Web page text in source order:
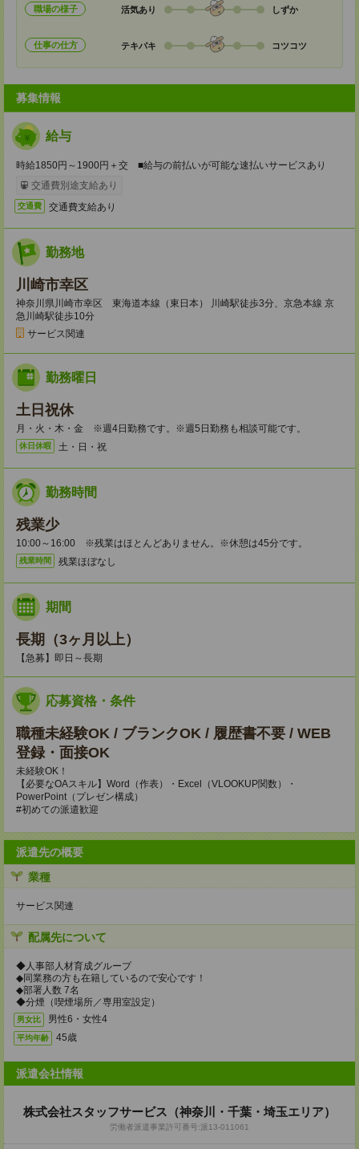
職場の様子 活気あり しずか
仕事の仕方 テキパキ コツコツ
募集情報
給与
時給1850円～1900円＋交 ■給与の前払いが可能な速払いサービスあり
交通費別途支給あり
交通費 交通費支給あり
勤務地
川崎市幸区
神奈川県川崎市幸区 東海道本線（東日本） 川崎駅徒歩3分、京急本線 京
急川崎駅徒歩10分
サービス関連
勤務曜日
土日祝休
月・火・木・金 ※週4日勤務です。※週5日勤務も相談可能です。
休日休暇 土・日・祝
勤務時間
残業少
10:00～16:00 ※残業はほとんどありません。※休憩は45分です。
残業時間 残業ほぼなし
期間
長期（3ヶ月以上）
【急募】即日～長期
応募資格・条件
職種未経験OK / ブランクOK / 履歴書不要 / WEB
登録・面接OK
未経験OK！
【必要なOAスキル】Word（作表）・Excel（VLOOKUP関数）・
PowerPoint（プレゼン構成）
#初めての派遣歓迎
派遣先の概要
業種
サービス関連
配属先について
◆人事部人材育成グループ
◆同業務の方も在籍しているので安心です！
◆部署人数 7名
◆分煙（喫煙場所／専用室設定）
男女比 男性6・女性4
平均年齢 45歳
派遣会社情報
株式会社スタッフサービス（神奈川・千葉・埼玉エリア）
労働者派遣事業許可番号:派13-011061